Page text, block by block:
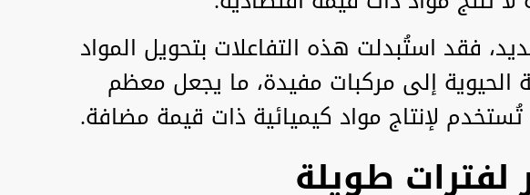
فقد استُبدلت هذه التفاعلات بتحويل المواد
الحيوية إلى مركبات مفيدة، ما يجعل معظم
تُستخدم لإنتاج مواد كيميائية ذات قيمة مضافة.
لفترات طويلة